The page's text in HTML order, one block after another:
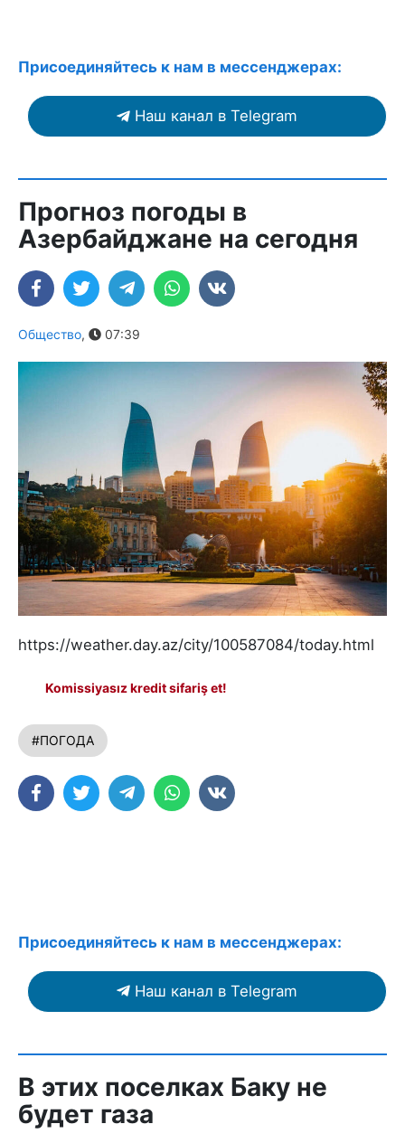
Присоединяйтесь к нам в мессенджерах:
Наш канал в Telegram
Прогноз погоды в
Азербайджане на сегодня
Общество, 07:39
https://weather.day.az/city/100587084/today.html
Komissiyasız kredit sifariş et!
#ПОГОДА
Присоединяйтесь к нам в мессенджерах:
Наш канал в Telegram
В этих поселках Баку не
будет газа